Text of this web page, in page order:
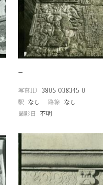
−
写真ID 3805-038345-0
駅 なし 路線 なし
撮影日 不明